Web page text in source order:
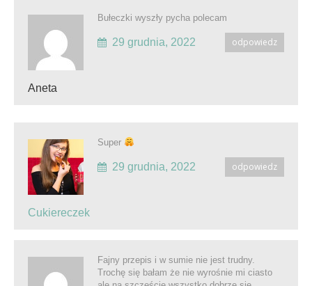
Aneta
Bułeczki wyszły pycha polecam
odpowiedz
29 grudnia, 2022
Cukiereczek
Super
odpowiedz
29 grudnia, 2022
Fajny przepis i w sumie nie jest trudny.
Trochę się bałam że nie wyrośnie mi ciasto